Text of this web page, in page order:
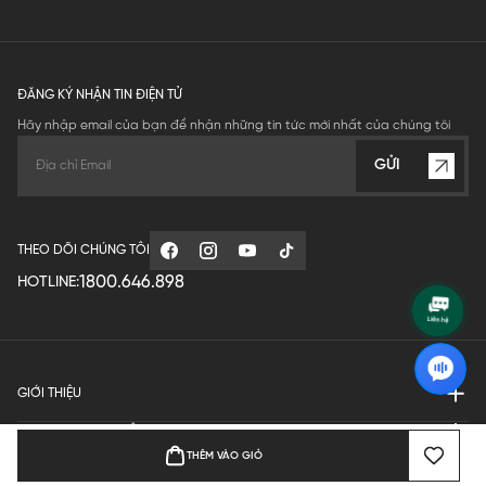
THÊM VÀO GIỎ
ĐĂNG KÝ NHẬN TIN ĐIỆN TỬ
Hãy nhập email của bạn để nhận những tin tức mới nhất của chúng tôi
GỬI
THEO DÕI CHÚNG TÔI
HOTLINE:1800.646.898
GIỚI THIỆU
QUY ĐỊNH HOẠT ĐỘNG